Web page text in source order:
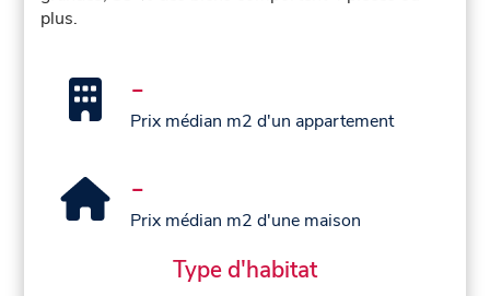
plus.
-
Prix médian m2 d'un appartement
-
Prix médian m2 d'une maison
Type d'habitat